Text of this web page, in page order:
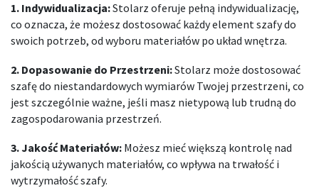
1. Indywidualizacja:Stolarz oferuje pełną indywidualizację,
co oznacza, że ​​możesz dostosować każdy element szafy do
swoich potrzeb, od wyboru materiałów po układ wnętrza.
2. Dopasowanie do Przestrzeni:Stolarz może dostosować
szafę do niestandardowych wymiarów Twojej przestrzeni, co
jest szczególnie ważne, jeśli masz nietypową lub trudną do
zagospodarowania przestrzeń.
3. Jakość Materiałów: Możesz mieć większą kontrolę nad
jakością używanych materiałów, co wpływa na trwałość i
wytrzymałość szafy.